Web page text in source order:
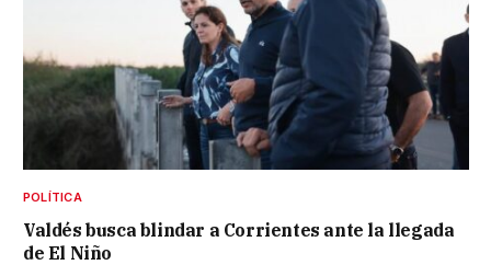
POLÍTICA
Valdés busca blindar a Corrientes ante la llegada
de El Niño